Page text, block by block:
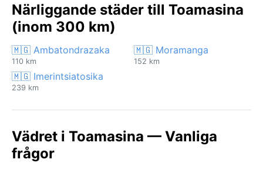
Närliggande städer till Toamasina
(inom 300 km)
🇲🇬 Ambatondrazaka
110 km
🇲🇬 Moramanga
152 km
🇲🇬 Imerintsiatosika
239 km
Vädret i Toamasina — Vanliga
frågor